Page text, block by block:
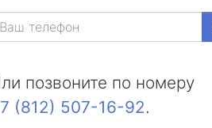
позвоните по номеру
(812) 507-16-92.